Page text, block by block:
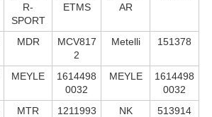
R-
SPORT
ETMS
AR
MDR
MCV817
2
Metelli 151378
MEYLE
1614498
0032
MEYLE
1614498
0032
MTR
1211993
NK 513914